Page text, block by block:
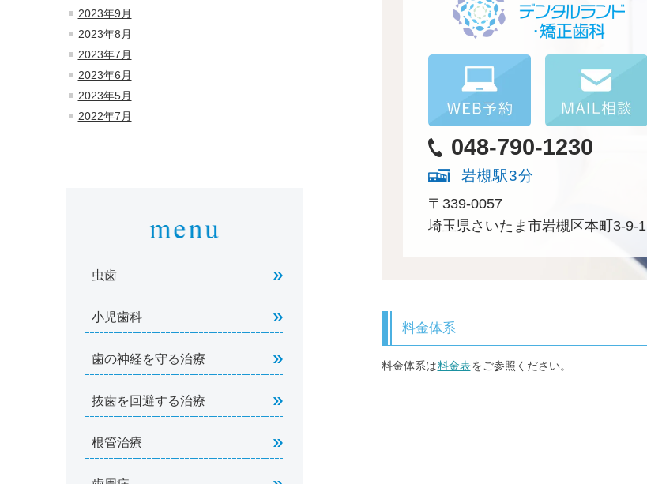
2023年9月
2023年8月
2023年7月
2023年6月
2023年5月
2022年7月
虫歯
小児歯科
歯の神経を守る治療
抜歯を回避する治療
根管治療
048-790-1230
岩槻駅3分
〒339-0057
埼玉県さいたま市岩槻区本町3-9-1
料金体系
料金体系は料金表をご参照ください。